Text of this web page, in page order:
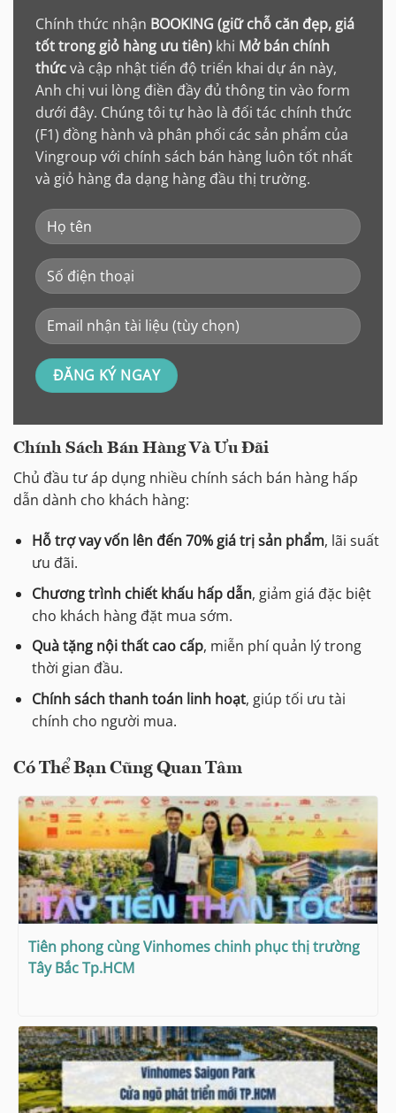
Chính thức nhận BOOKING (giữ chỗ căn đẹp, giá
tốt trong giỏ hàng ưu tiên) khi Mở bán chính
thứcvà cập nhật tiến độ triển khai dự án này,
Anh chị vui lòng điền đầy đủ thông tin vào form
dưới đây. Chúng tôi tự hào là đối tác chính thức
(F1) đồng hành và phân phối các sản phẩm của
Vingroup với chính sách bán hàng luôn tốt nhất
và giỏ hàng đa dạng hàng đầu thị trường.
Chính Sách Bán Hàng Và Ưu Đãi
Chủ đầu tư áp dụng nhiều chính sách bán hàng hấp
dẫn dành cho khách hàng:
Hỗ trợ vay vốn lên đến 70% giá trị sản phẩm, lãi suất
ưu đãi.
Chương trình chiết khấu hấp dẫn, giảm giá đặc biệt
cho khách hàng đặt mua sớm.
Quà tặng nội thất cao cấp, miễn phí quản lý trong
thời gian đầu.
Chính sách thanh toán linh hoạt, giúp tối ưu tài
chính cho người mua.
Có Thể Bạn Cũng Quan Tâm
Tiên phong cùng Vinhomes chinh phục thị trường
Tây Bắc Tp.HCM